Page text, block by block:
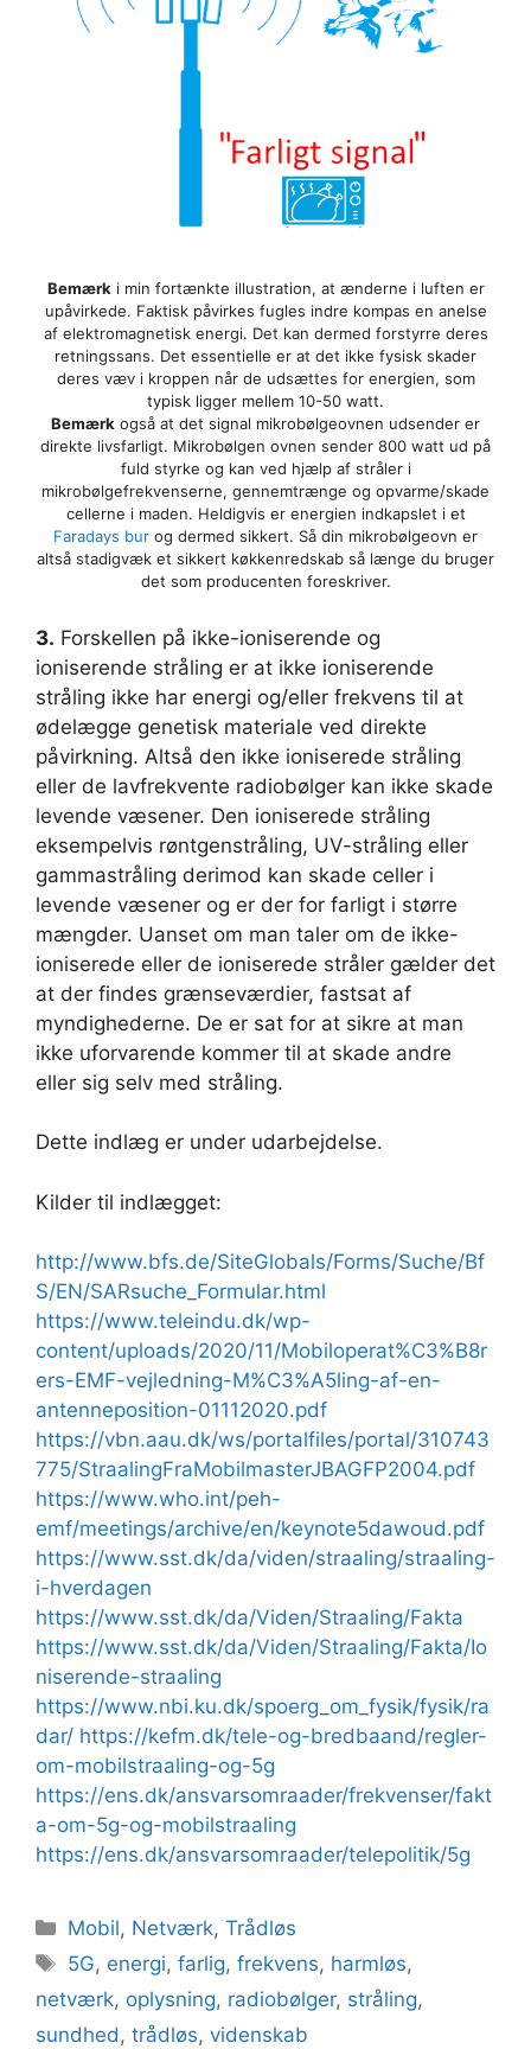
Bemærk i min fortænkte illustration, at ænderne i luften er
upåvirkede. Faktisk påvirkes fugles indre kompas en anelse
af elektromagnetisk energi. Det kan dermed forstyrre deres
retningssans. Det essentielle er at det ikke fysisk skader
deres væv i kroppen når de udsættes for energien, som
typisk ligger mellem 10-50 watt.
Bemærk også at det signal mikrobølgeovnen udsender er
direkte livsfarligt. Mikrobølgen ovnen sender 800 watt ud på
fuld styrke og kan ved hjælp af stråler i
mikrobølgefrekvenserne, gennemtrænge og opvarme/skade
cellerne i maden. Heldigvis er energien indkapslet i et
Faradays bur og dermed sikkert. Så din mikrobølgeovn er
altså stadigvæk et sikkert køkkenredskab så længe du bruger
det som producenten foreskriver.
3. Forskellen på ikke-ioniserende og
ioniserende stråling er at ikke ioniserende
stråling ikke har energi og/eller frekvens til at
ødelægge genetisk materiale ved direkte
påvirkning. Altså den ikke ioniserede stråling
eller de lavfrekvente radiobølger kan ikke skade
levende væsener. Den ioniserede stråling
eksempelvis røntgenstråling, UV-stråling eller
gammastråling derimod kan skade celler i
levende væsener og er der for farligt i større
mængder. Uanset om man taler om de ikke-
ioniserede eller de ioniserede stråler gælder det
at der findes grænseværdier, fastsat af
myndighederne. De er sat for at sikre at man
ikke uforvarende kommer til at skade andre
eller sig selv med stråling.
Dette indlæg er under udarbejdelse.
Kilder til indlægget:
http://www.bfs.de/SiteGlobals/Forms/Suche/Bf
S/EN/SARsuche_Formular.html
https://www.teleindu.dk/wp-
content/uploads/2020/11/Mobiloperat%C3%B8r
ers-EMF-vejledning-M%C3%A5ling-af-en-
antenneposition-01112020.pdf
https://vbn.aau.dk/ws/portalfiles/portal/310743
775/StraalingFraMobilmasterJBAGFP2004.pdf
https://www.who.int/peh-
emf/meetings/archive/en/keynote5dawoud.pdf
https://www.sst.dk/da/viden/straaling/straaling-
i-hverdagen
https://www.sst.dk/da/Viden/Straaling/Fakta
https://www.sst.dk/da/Viden/Straaling/Fakta/Io
niserende-straaling
https://www.nbi.ku.dk/spoerg_om_fysik/fysik/ra
dar/ https://kefm.dk/tele-og-bredbaand/regler-
om-mobilstraaling-og-5g
https://ens.dk/ansvarsomraader/frekvenser/fakt
a-om-5g-og-mobilstraaling
https://ens.dk/ansvarsomraader/telepolitik/5g
Kategorier
Mobil, Netværk,Trådløs
Tags
5G, energi,farlig,frekvens, harmløs,
netværk, oplysning, radiobølger, stråling,
sundhed, trådløs, videnskab